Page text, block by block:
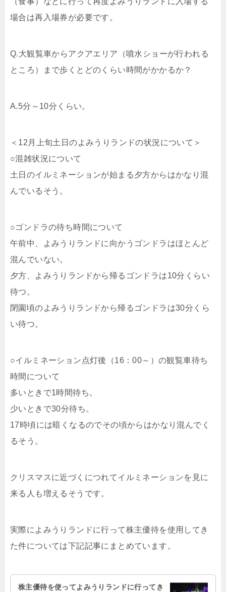
場合は再入場券が必要です。
Q.大観覧車からアクアエリア（噴水ショーが行われる
ところ）まで歩くとどのくらい時間がかかるか？
A.5分～10分くらい。
＜12月上旬土日のよみうりランドの状況について＞
○混雑状況について
土日のイルミネーションが始まる夕方からはかなり混
んでいるそう。
○ゴンドラの待ち時間について
午前中、よみうりランドに向かうゴンドラはほとんど
混んでいない。
夕方、よみうりランドから帰るゴンドラは10分くらい
待つ。
閉園頃のよみうりランドから帰るゴンドラは30分くら
い待つ。
○イルミネーション点灯後（16：00～）の観覧車待ち
時間について
多いときで1時間待ち。
少いときで30分待ち。
17時頃には暗くなるのでその頃からはかなり混んでく
るそう。
クリスマスに近づくにつれてイルミネーションを見に
来る人も増えるそうです。
実際によみうりランドに行って株主優待を使用してき
た件については下記記事にまとめています。
株主優待を使ってよみうりランドに行ってき